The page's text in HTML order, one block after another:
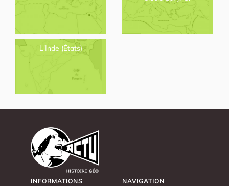
L'Inde (États)
INFORMATIONS NAVIGATION